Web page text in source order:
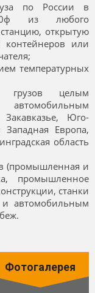
по России в
из любого
открытую
или
температурных
грузов целым
Юго-
Европа,
область
(промышленная и
промышленное
станки
автомобильным
Фотогалерея